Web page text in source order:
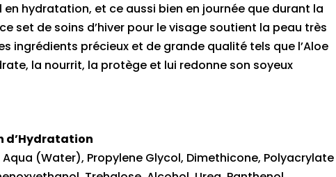
en hydratation, et ce aussi bien en journée que durant la
set de soins d’hiver pour le visage soutient la peau très
ingrédients précieux et de grande qualité tels que l’Aloe
la nourrit, la protège et lui redonne son soyeux
d’Hydratation
(Water), Propylene Glycol, Dimethicone, Polyacrylate